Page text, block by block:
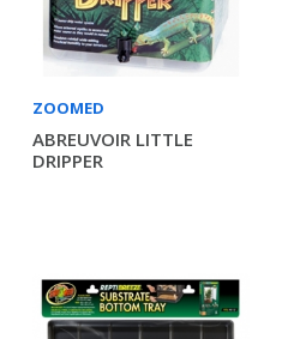
ZOOMED
ABREUVOIR LITTLE
DRIPPER